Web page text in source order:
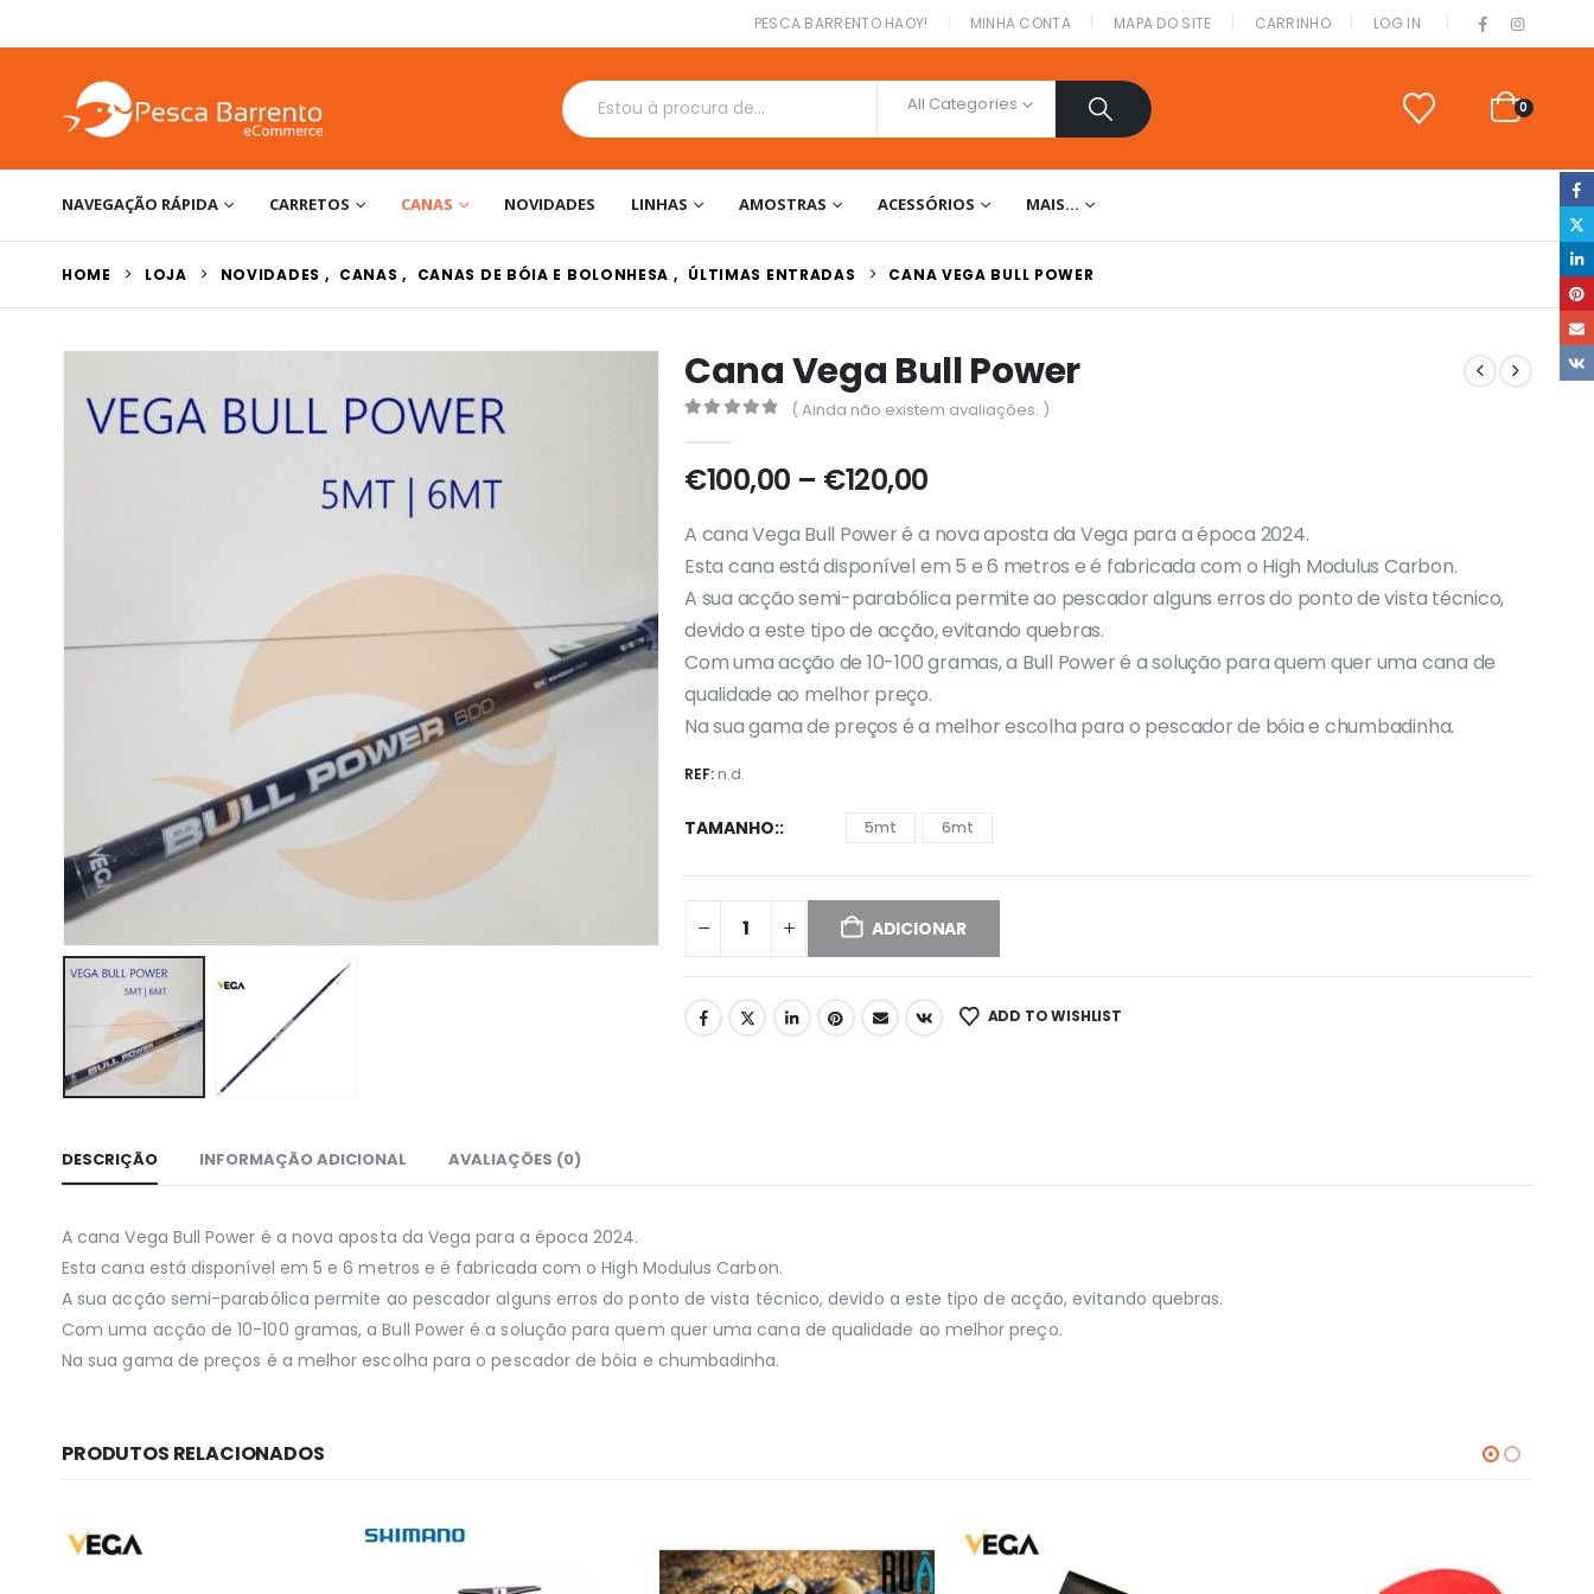
PESCA BARRENTO HAOY! MINHA CONTA MAPA DO SITE CARRINHO LOG IN
All Categories 0
NAVEGAÇÃO RÁPIDA CARRETOS CANAS NOVIDADES LINHAS AMOSTRAS ACESSÓRIOS MAIS…
HOME LOJA NOVIDADES , CANAS , CANAS DE BÓIA E BOLONHESA , ÚLTIMAS ENTRADAS CANA VEGA BULL POWER
Cana Vega Bull Power
( Ainda não existem avaliações. )
€100,00 – €120,00Price
€100,00
through
€120,00
A cana Vega Bull Power é a nova aposta da Vega para a época 2024.
Esta cana está disponível em 5 e 6 metros e é fabricada com o High Modulus Carbon.
A sua acção semi-parabólica permite ao pescador alguns erros do ponto de vista técnico,
devido a este tipo de acção, evitando quebras.
Com uma acção de 10-100 gramas, a Bull Power é a solução para quem quer uma cana de
qualidade ao melhor preço.
Na sua gama de preços é a melhor escolha para o pescador de bóia e chumbadinha.
REF: n.d.
TAMANHO: 5mt 6mt
ADICIONAR
ADD TO WISHLIST
DESCRIÇÃO INFORMAÇÃO ADICIONAL AVALIAÇÕES (0)
A cana Vega Bull Power é a nova aposta da Vega para a época 2024.
Esta cana está disponível em 5 e 6 metros e é fabricada com o High Modulus Carbon.
A sua acção semi-parabólica permite ao pescador alguns erros do ponto de vista técnico, devido a este tipo de acção, evitando quebras.
Com uma acção de 10-100 gramas, a Bull Power é a solução para quem quer uma cana de qualidade ao melhor preço.
Na sua gama de preços é a melhor escolha para o pescador de bóia e chumbadinha.
PRODUTOS RELACIONADOS